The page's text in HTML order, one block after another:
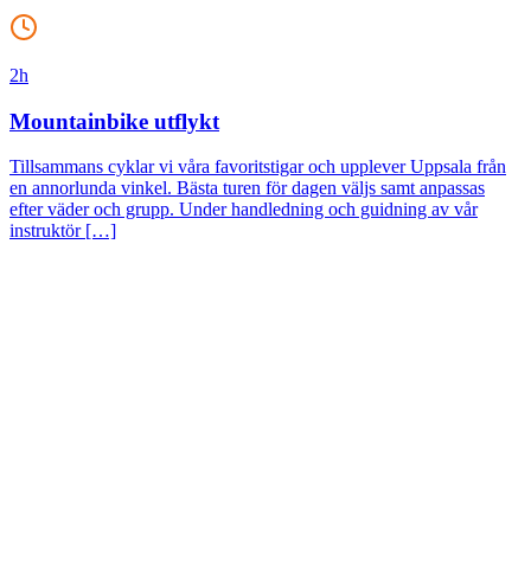
2h
Mountainbike utflykt
Tillsammans cyklar vi våra favoritstigar och upplever Uppsala från
en annorlunda vinkel. Bästa turen för dagen väljs samt anpassas
efter väder och grupp. Under handledning och guidning av vår
instruktör […]